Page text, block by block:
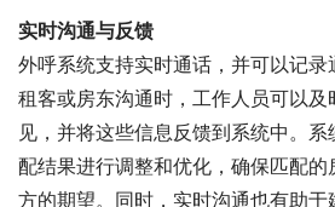
实时沟通与反馈
外呼系统支持实时通话，并可以记
租客或房东沟通时，工作人员可以
见，并将这些信息反馈到系统中。
配结果进行调整和优化，确保匹配的
方的期望。同时，实时沟通也有助于